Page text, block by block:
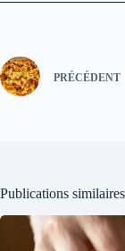
PRÉCÉDENT
Publications similaires